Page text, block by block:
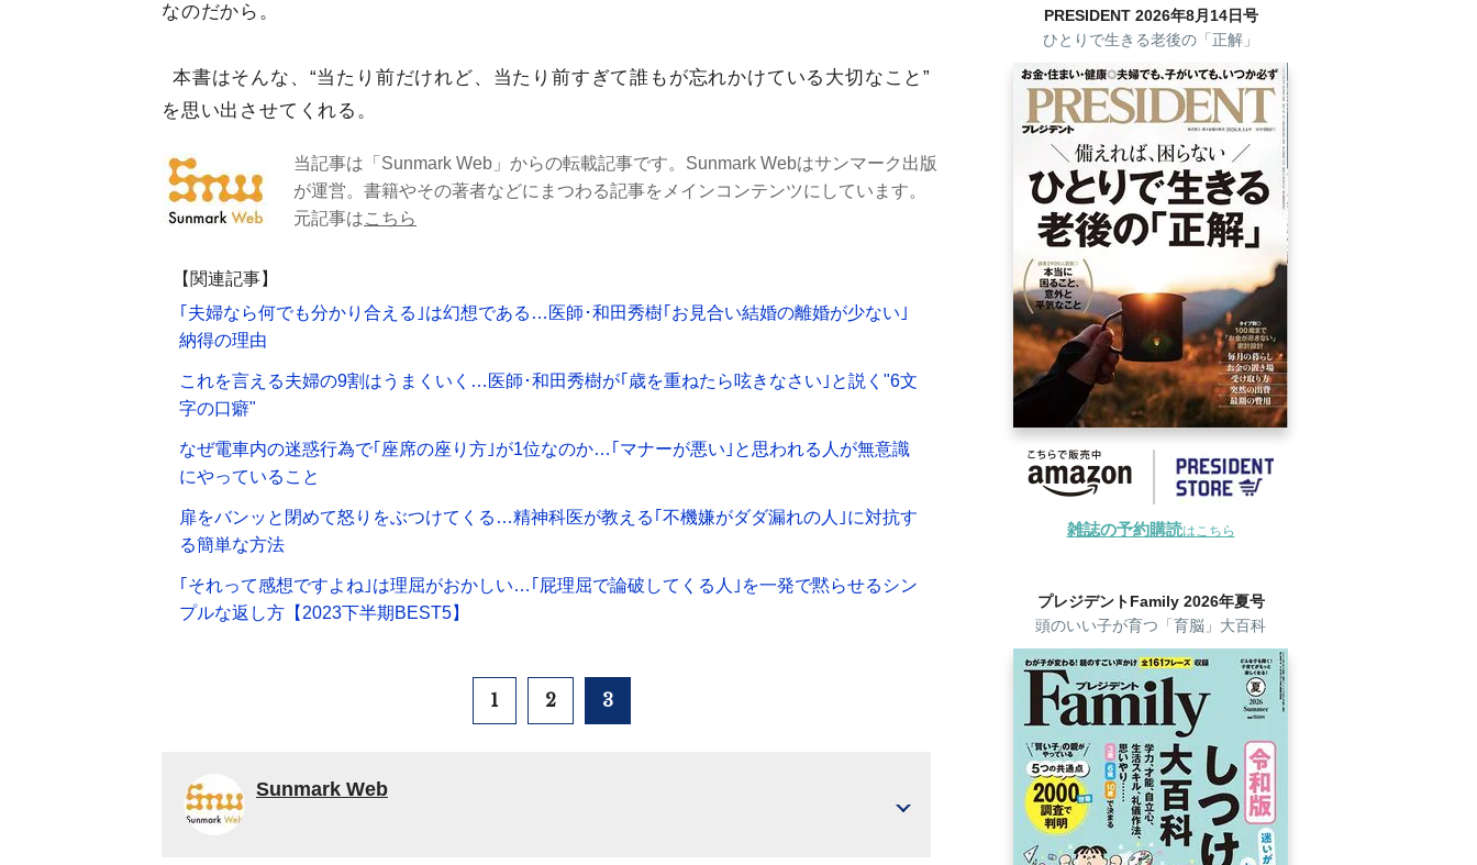
なのだから。
本書はそんな、“当たり前だけれど、当たり前すぎて誰もが忘れかけている大切なこと”
を思い出させてくれる。
当記事は「Sunmark Web」からの転載記事です。Sunmark Webはサンマーク出版
が運営。書籍やその著者などにまつわる記事をメインコンテンツにしています。
元記事はこちら
【関連記事】
｢夫婦なら何でも分かり合える｣は幻想である…医師･和田秀樹｢お見合い結婚の離婚が少ない｣
納得の理由
これを言える夫婦の9割はうまくいく…医師･和田秀樹が｢歳を重ねたら呟きなさい｣と説く"6文
字の口癖"
なぜ電車内の迷惑行為で｢座席の座り方｣が1位なのか…｢マナーが悪い｣と思われる人が無意識
にやっていること
扉をバンッと閉めて怒りをぶつけてくる…精神科医が教える｢不機嫌がダダ漏れの人｣に対抗す
る簡単な方法
｢それって感想ですよね｣は理屈がおかしい…｢屁理屈で論破してくる人｣を一発で黙らせるシン
プルな返し方【2023下半期BEST5】
1 2 3
Sunmark Web
PRESIDENT 2026年8月14日号
ひとりで生きる老後の「正解」
雑誌の予約購読はこちら
プレジデントFamily 2026年夏号
頭のいい子が育つ「育脳」大百科